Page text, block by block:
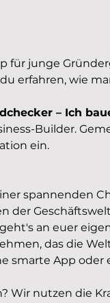
junge
erfahren, wie
– Ich
Builder.
ein.
spannenden
der
an euer
das die
smarte App oder
Wir nutzen die